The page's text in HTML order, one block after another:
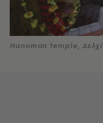
Hanuman temple, Δελχί